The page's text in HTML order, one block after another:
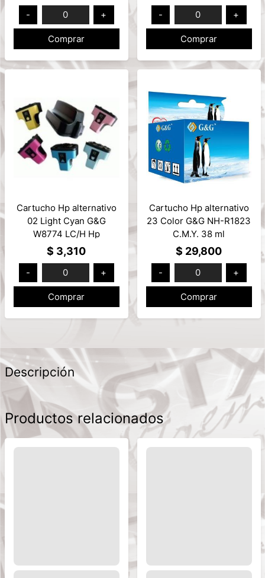
-
0 +
Comprar
- 0 +
Comprar
Cartucho Hp alternativo
02 Light Cyan G&G
W8774 LC/H Hp
Photosmart 11ml
$ 3,310
- 0 +
Comprar
Cartucho Hp alternativo
23 Color G&G NH-R1823
C.M.Y. 38 ml
$ 29,800
- 0 +
Comprar
Descripción
Productos relacionados